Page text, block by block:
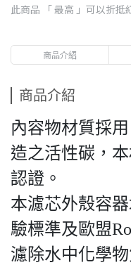
此商品 「 最高 」可以折抵
商品介紹
商品介紹
內容物材質採
造之活性碳，
認證。
本濾芯外殼容
驗標準及歐盟
濾除水中化學